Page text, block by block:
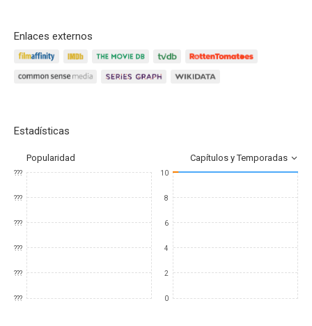
Enlaces externos
Estadísticas
Popularidad Capítulos y Temporadas
???
???
???
???
???
???
10
8
6
4
2
0